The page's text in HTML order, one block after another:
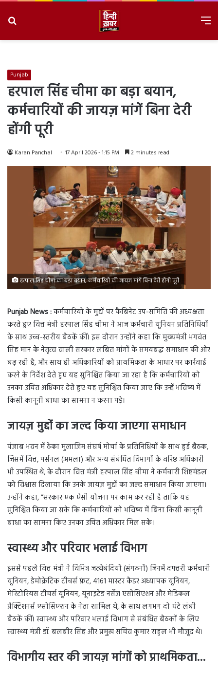
Punjab
हरपाल सिंह चीमा का बड़ा बयान,
कर्मचारियों की जायज़ मांगें बिना देरी
होंगी पूरी
Karan Panchal 17 April 2026 - 1:15 PM 2 minutes read
हरपाल सिंह चीमा का बड़ा बयान, कर्मचारियों की जायज़ मांगें बिना देरी होंगी पूरी
Punjab News :कर्मचारियों के मुद्दों पर कैबिनेट उप-समिति की अध्यक्षता
करते हुए वित्त मंत्री हरपाल सिंह चीमा ने आज कर्मचारी यूनियन प्रतिनिधियों
के साथ उच्च-स्तरीय बैठकें कीं। इस दौरान उन्होंने कहा कि मुख्यमंत्री भगवंत
सिंह मान के नेतृत्व वाली सरकार लंबित मांगों के समयबद्ध समाधान की ओर
बढ़ रही है, और साथ ही अधिकारियों को प्राथमिकता के आधार पर कार्रवाई
करने के निर्देश देते हुए यह सुनिश्चित किया जा रहा है कि कर्मचारियों को
उनका उचित अधिकार देते हुए यह सुनिश्चित किया जाए कि उन्हें भविष्य में
किसी कानूनी बाधा का सामना न करना पड़े।
जायज़ मुद्दों का जल्द किया जाएगा समाधान
पंजाब भवन में ठेका मुलाजिम संघर्ष मोर्चा के प्रतिनिधियों के साथ हुई बैठक,
जिसमें वित्त, पर्सनल (अमला) और अन्य संबंधित विभागों के वरिष्ठ अधिकारी
भी उपस्थित थे, के दौरान वित्त मंत्री हरपाल सिंह चीमा ने कर्मचारी शिष्टमंडल
को विश्वास दिलाया कि उनके जायज़ मुद्दों का जल्द समाधान किया जाएगा।
उन्होंने कहा, “सरकार एक ऐसी योजना पर काम कर रही है ताकि यह
सुनिश्चित किया जा सके कि कर्मचारियों को भविष्य में बिना किसी कानूनी
बाधा का सामना किए उनका उचित अधिकार मिल सके।
स्वास्थ्य और परिवार भलाई विभाग
इससे पहले वित्त मंत्री ने विभिन्न जत्थेबंदियों (संगठनों) जिनमें दफ्तरी कर्मचारी
यूनियन, डेमोक्रेटिक टीचर्स फ्रंट, 4161 मास्टर कैडर अध्यापक यूनियन,
मेरिटोरियस टीचर्स यूनियन, यूनाइटेड नर्सेज एसोसिएशन और मेडिकल
प्रैक्टिशनर्स एसोसिएशन के नेता शामिल थे, के साथ लगभग दो घंटे लंबी
बैठकें कीं। स्वास्थ्य और परिवार भलाई विभाग से संबंधित बैठकों के लिए
स्वास्थ्य मंत्री डॉ. बलबीर सिंह और प्रमुख सचिव कुमार राहुल भी मौजूद थे।
विभागीय स्तर की जायज़ मांगों को प्राथमिकता…